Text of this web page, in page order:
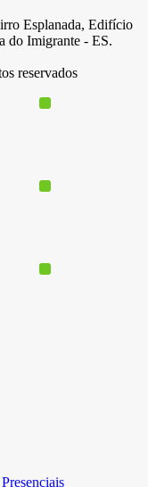
Esplanada, Edifício
do Imigrante - ES.
reservados